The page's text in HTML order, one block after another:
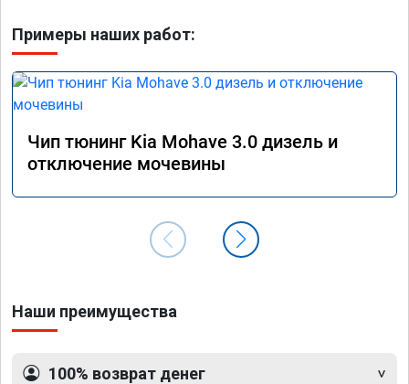
Примеры наших работ:
Чип тюнинг Kia Mohave 3.0 дизель и
отключение мочевины
Наши преимущества
100% возврат денег